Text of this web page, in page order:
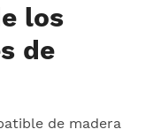
los
de
de madera